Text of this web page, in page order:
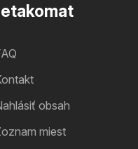
obsah
miest